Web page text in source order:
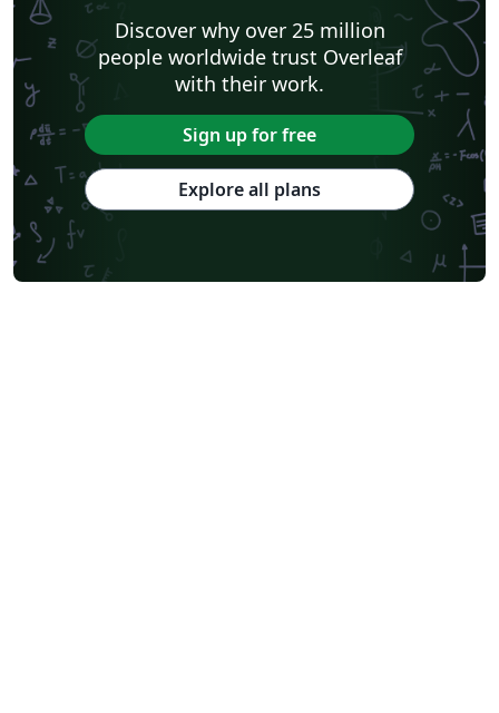
Discover why over 25 million
people worldwide trust Overleaf
with their work.
Sign up for free
Explore all plans